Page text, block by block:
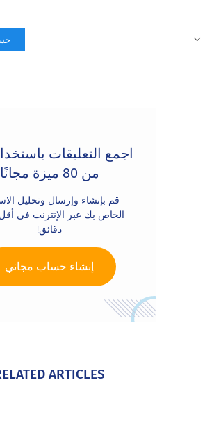
Sidebar
اجمع التعليقات
من 80 ميزة مجانًا
قم بإنشاء وإرسال وتحليل
دقائق!
إنشاء حساب مجاني
ARTICLES